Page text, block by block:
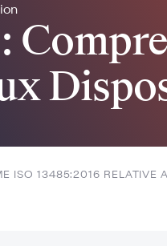
ISO 13485:2016 RELATIVE